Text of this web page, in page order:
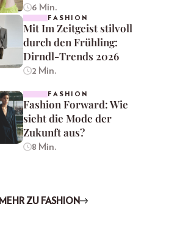
6 Min.
FASHION
Mit Im Zeitgeist stilvoll
durch den Frühling:
Dirndl-Trends 2026
2 Min.
FASHION
Fashion Forward: Wie
sieht die Mode der
Zukunft aus?
8 Min.
MEHR ZU FASHION